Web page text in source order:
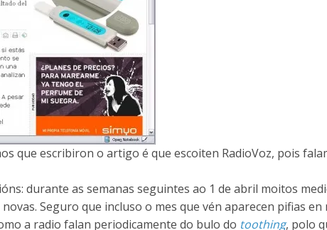
que escribiron o artigo é que escoiten RadioVoz, pois
durante as semanas seguintes ao 1 de abril moitos
Seguro que incluso o mes que vén aparecen pifias en
a radio falan periodicamente do bulo do toothing, polo